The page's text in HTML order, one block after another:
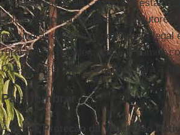
implementação do Código Florestal
soluções operacionais aos produtores
remunerar excedente de reserva
rural e mercado de capitais). Vamos
Questioná-lo não é bom nem para a
Para lembrar
ALei de Proteção da Vegetação